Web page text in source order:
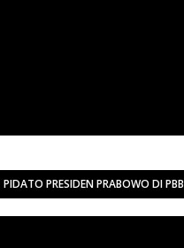
PIDATO PRESIDEN PRABOWO DI PBB